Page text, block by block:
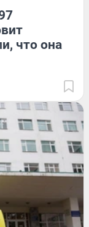
что она